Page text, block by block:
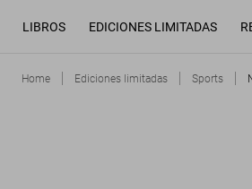
LIBROS EDICIONES LIMITADAS
Home Ediciones limitadas Sports